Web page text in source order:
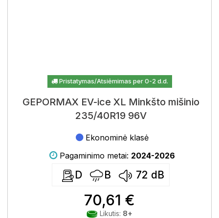
Pristatymas/Atsiėmimas per 0-2 d.d.
GEPORMAX EV-ice XL Minkšto mišinio
235/40R19 96V
Ekonominė klasė
Pagaminimo metai: 2024-2026
D B 72 dB
70,61 €
Likutis: 8+